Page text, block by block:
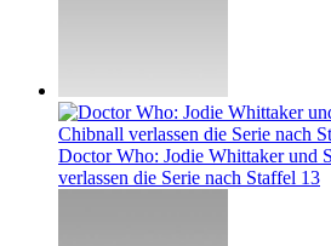
Doctor Who: Jodie Whittaker und
verlassen die Serie nach Staffel 13